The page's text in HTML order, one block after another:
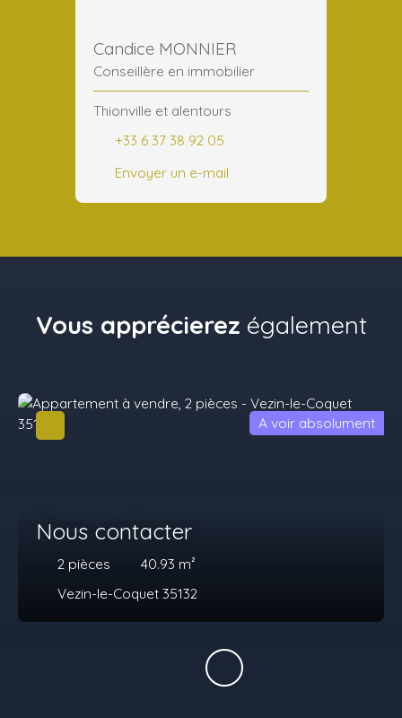
Candice MONNIER
Conseillère en immobilier
Thionville et alentours
+33 6 37 38 92 05
Envoyer un e-mail
Vous apprécierez également
Nous contacter
2 pièces 40.93 m²
Vezin-le-Coquet 35132
A voir absolument